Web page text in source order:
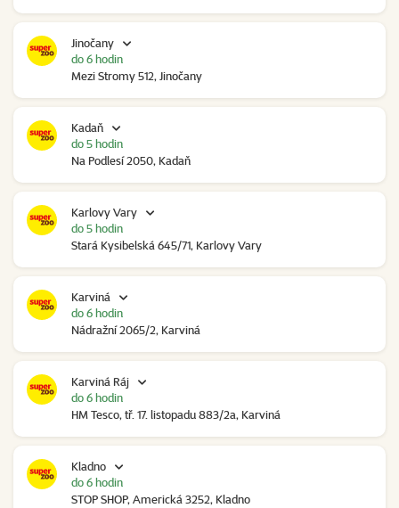
Jinočany
Mezi Stromy 512, Jinočany
do 6 hodin
Kadaň
Na Podlesí 2050, Kadaň
do 5 hodin
Karlovy Vary
Stará Kysibelská 645/71, Karlovy Vary
do 5 hodin
Karviná
Nádražní 2065/2, Karviná
do 6 hodin
Karviná Ráj
HM Tesco, tř. 17. listopadu 883/2a, Karviná
do 6 hodin
Kladno
STOP SHOP, Americká 3252, Kladno
do 6 hodin